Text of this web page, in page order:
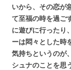
いから、その恋が
て至福の時を過ご
に遊びに行ったり
ーは悶々とした時
気持ちというのが
シュナのことを思